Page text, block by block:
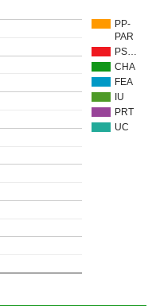
PP-
PAR
PS…
CHA
FEA
IU
PRT
UC